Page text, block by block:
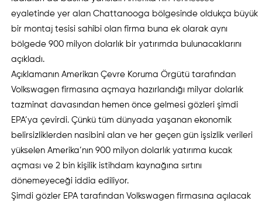
eyaletinde yer alan Chattanooga bölgesinde oldukça büyük
bir montaj tesisi sahibi olan firma buna ek olarak aynı
bölgede 900 milyon dolarlık bir yatırımda bulunacaklarını
açıkladı.
Açıklamanın Amerikan Çevre Koruma Örgütü tarafından
Volkswagen firmasına açmaya hazırlandığı milyar dolarlık
tazminat davasından hemen önce gelmesi gözleri şimdi
EPA’ya çevirdi. Çünkü tüm dünyada yaşanan ekonomik
belirsizliklerden nasibini alan ve her geçen gün işsizlik verileri
yükselen Amerika’nın 900 milyon dolarlık yatırıma kucak
açması ve 2 bin kişilik istihdam kaynağına sırtını
dönemeyeceği iddia ediliyor.
Şimdi gözler EPA tarafından Volkswagen firmasına açılacak